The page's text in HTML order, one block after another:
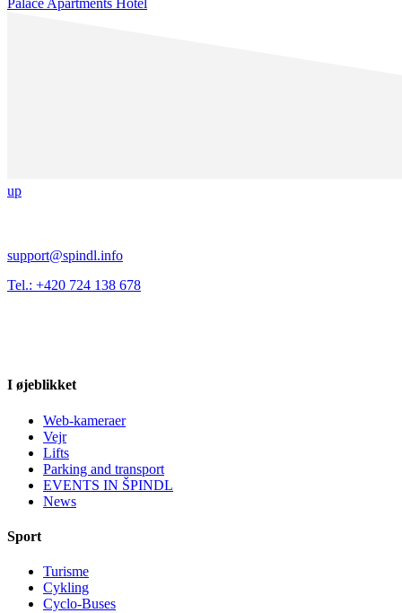
Palace Apartments Hotel
up
support@spindl.info
Tel.: +420 724 138 678
I øjeblikket
Web-kameraer
Vejr
Lifts
Parking and transport
EVENTS IN ŠPINDL
News
Sport
Turisme
Cykling
Cyclo-Buses